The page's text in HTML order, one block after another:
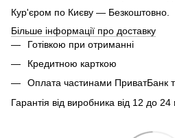
Кур'єром по Києву — Безкоштовно.
Більше інформації про доставку
Готівкою при отриманні
Кредитною карткою
Оплата частинами ПриватБанк
Гарантія від виробника від 12 до 24